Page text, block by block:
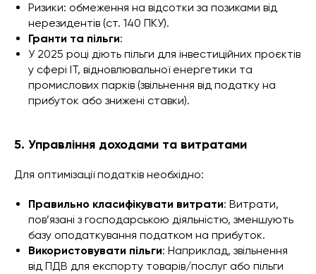
Ризики: обмеження на відсотки за позиками від
нерезидентів (ст. 140 ПКУ).
Гранти та пільги:
У 2025 році діють пільги для інвестиційних проєктів
у сфері ІТ, відновлювальної енергетики та
промислових парків (звільнення від податку на
прибуток або знижені ставки).
5. Управління доходами та витратами
Для оптимізації податків необхідно:
Правильно класифікувати витрати: Витрати,
пов’язані з господарською діяльністю, зменшують
базу оподаткування податком на прибуток.
Використовувати пільги: Наприклад, звільнення
від ПДВ для експорту товарів/послуг або пільги